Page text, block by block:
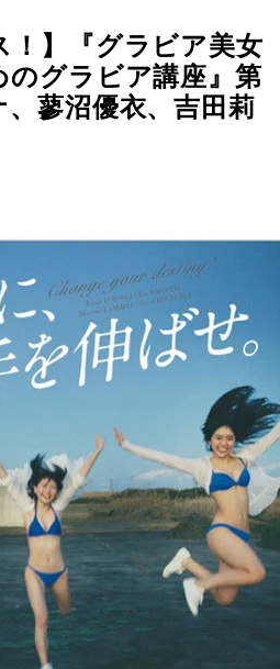
】『グラビア美女
のグラビア講座』第
蓼沼優衣、吉田莉